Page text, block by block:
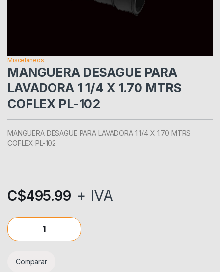
Misceláneos
MANGUERA DESAGUE PARA
LAVADORA 1 1/4 X 1.70 MTRS
COFLEX PL-102
MANGUERA DESAGUE PARA LAVADORA 1 1/4 X 1.70 MTRS
COFLEX PL-102
C$495.99 + IVA
MANGUERA DESAGUE PARA LAVADORA 1 1/4 X 1.70 MTRS
Comparar